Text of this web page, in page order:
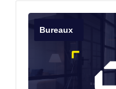
Bureaux